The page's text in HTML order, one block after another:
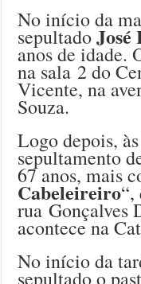
No início da
sepultadoJosé
anos de idade.
na sala 2 do
Vicente, na
Souza.
Logo depois,
sepultamento
67 anos, mais
Cabeleireiro“,
rua Gonçalves
acontece na
No início da
sepultado o